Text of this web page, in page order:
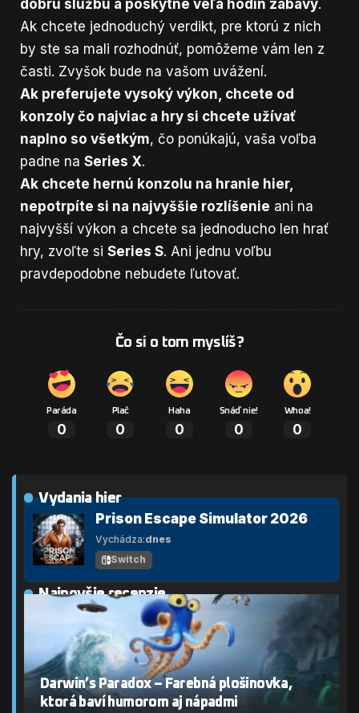
dobrú službu a poskytne veľa hodín zábavy.
Ak chcete jednoduchý verdikt, pre ktorú z nich
by ste sa mali rozhodnúť, pomôžeme vám len z
časti. Zvyšok bude na vašom uvážení.
Ak preferujete vysoký výkon, chcete od
konzoly čo najviac a hry si chcete užívať
naplno so všetkým, čo ponúkajú, vaša voľba
padne na Series X.
Ak chcete hernú konzolu na hranie hier,
nepotrpíte si na najvyššie rozlíšenie ani na
najvyšší výkon a chcete sa jednoducho len hrať
hry, zvoľte si Series S. Ani jednu voľbu
pravdepodobne nebudete ľutovať.
Čo si o tom myslíš?
Paráda
0
Plač
0
Haha
0
Snáď nie!
0
Whoa!
0
Vydania hier
Prison Escape Simulator 2026
Vychádza:dnes
Switch
Najnovšie recenzie
Darwin’s Paradox – Farebná plošinovka,
ktorá baví humorom aj nápadmi